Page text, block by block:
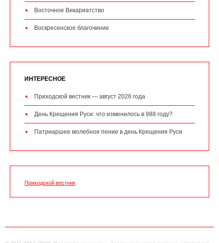
Восточное Викариатство
Воскресенское благочиние
ИНТЕРЕСНОЕ
Приходской вестник — август 2026 года
День Крещения Руси: что изменилось в 988 году?
Патриаршее молебное пение в день Крещения Руси
Приходской вестник